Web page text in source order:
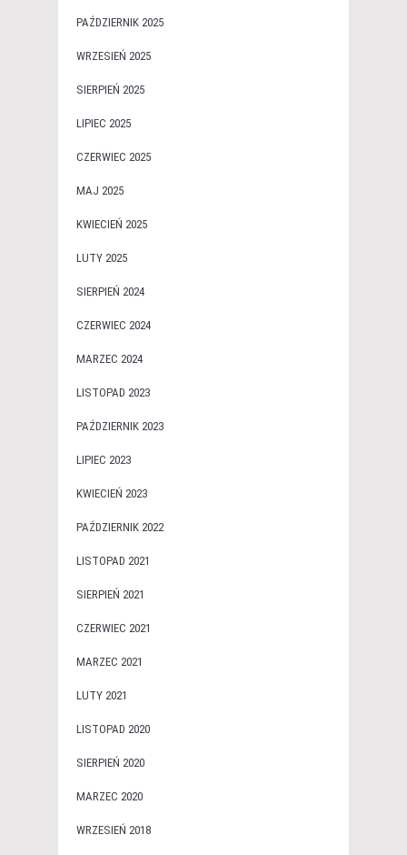
PAŹDZIERNIK 2025
WRZESIEŃ 2025
SIERPIEŃ 2025
LIPIEC 2025
CZERWIEC 2025
MAJ 2025
KWIECIEŃ 2025
LUTY 2025
SIERPIEŃ 2024
CZERWIEC 2024
MARZEC 2024
LISTOPAD 2023
PAŹDZIERNIK 2023
LIPIEC 2023
KWIECIEŃ 2023
PAŹDZIERNIK 2022
LISTOPAD 2021
SIERPIEŃ 2021
CZERWIEC 2021
MARZEC 2021
LUTY 2021
LISTOPAD 2020
SIERPIEŃ 2020
MARZEC 2020
WRZESIEŃ 2018